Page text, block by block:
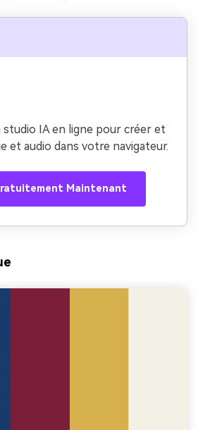
studio IA en ligne pour créer et
et audio dans votre navigateur.
Maintenant